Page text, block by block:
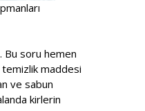
Bu soru hemen
temizlik maddesi
ve sabun
kirlerin